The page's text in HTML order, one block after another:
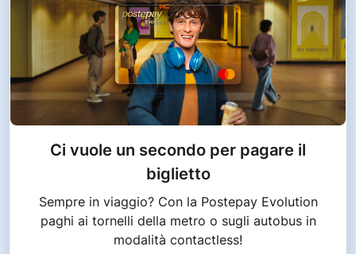
Ci vuole un secondo per pagare il
biglietto
Sempre in viaggio? Con la Postepay Evolution
paghi ai tornelli della metro o sugli autobus in
modalità contactless!